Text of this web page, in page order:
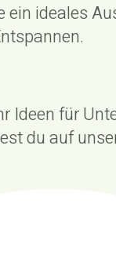
ein ideales
Ideen für
du auf